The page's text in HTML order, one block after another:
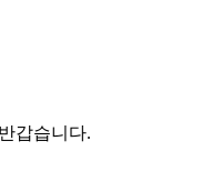
갑습니다.